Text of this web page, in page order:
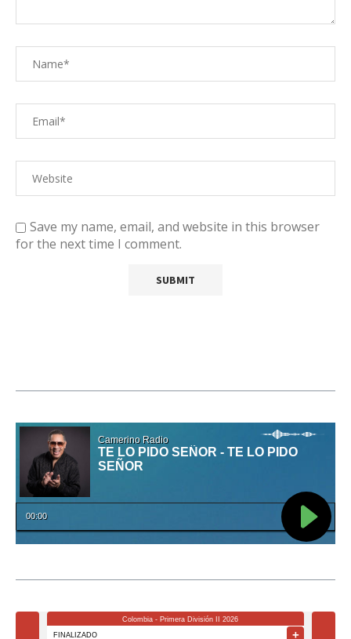
Save my name, email, and website in this browser
for the next time I comment.